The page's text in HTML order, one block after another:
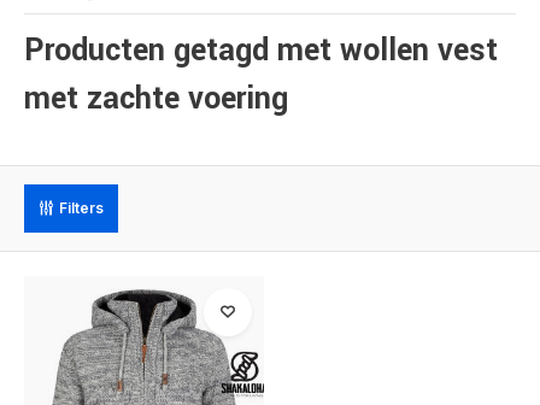
Producten getagd met wollen vest
met zachte voering
Filters